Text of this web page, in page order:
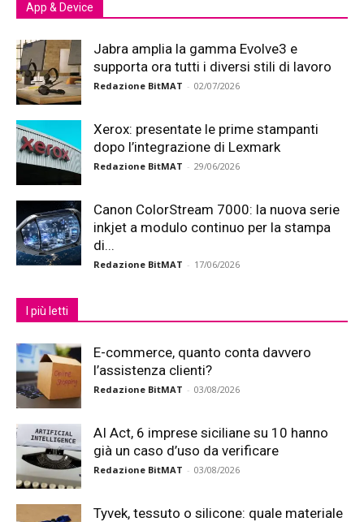
App & Device
Jabra amplia la gamma Evolve3 e
supporta ora tutti i diversi stili di lavoro
Redazione BitMAT - 02/07/2026
Xerox: presentate le prime stampanti
dopo l’integrazione di Lexmark
Redazione BitMAT - 29/06/2026
Canon ColorStream 7000: la nuova serie
inkjet a modulo continuo per la stampa
di...
Redazione BitMAT - 17/06/2026
I più letti
E-commerce, quanto conta davvero
l’assistenza clienti?
Redazione BitMAT - 03/08/2026
AI Act, 6 imprese siciliane su 10 hanno
già un caso d’uso da verificare
Redazione BitMAT - 03/08/2026
Tyvek, tessuto o silicone: quale materiale